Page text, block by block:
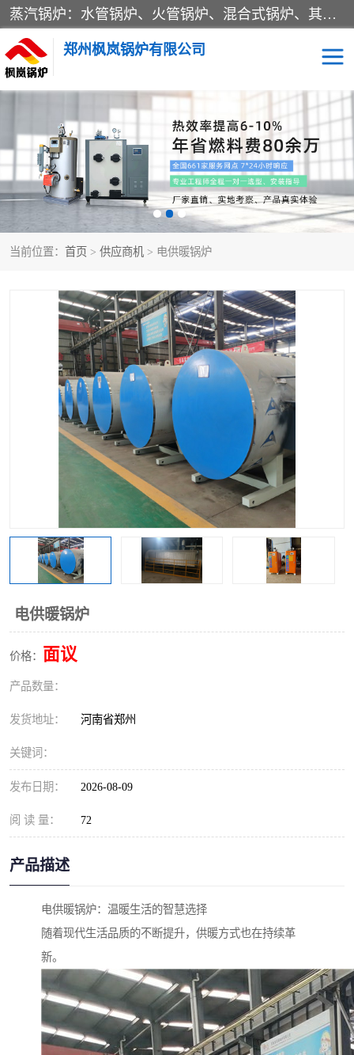
蒸汽锅炉：水管锅炉、火管锅炉、混合式锅炉、其他蒸汽锅炉； 热水锅炉：家用型集中供暖用热水锅炉、其他热水锅炉； 有机热载体锅炉； 船用蒸汽锅炉； （锅炉用辅助设备及装置）蒸汽冷凝器：表面冷凝器、混合式冷凝器、空冷式冷凝器、其他蒸汽冷凝器； 锅炉用辅助设备：节热器、蒸汽收集器、蓄能器、烟垢清除器、气体回收器、泥渣刮除器、空气预热器、其他锅炉用辅助设备；
郑州枫岚锅炉有限公司
当前位置： 首页 > 供应商机 > 电供暖锅炉
电供暖锅炉
价格： 面议
产品数量：
发货地址： 河南省郑州
关键词：
发布日期： 2026-08-09
阅 读 量： 72
产品描述
电供暖锅炉：温暖生活的智慧选择
随着现代生活品质的不断提升，供暖方式也在持续革
新。